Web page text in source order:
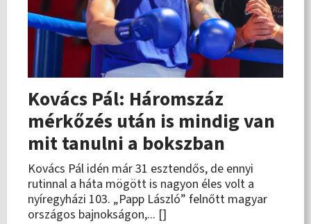
Kovács Pál: Háromszáz
mérkőzés után is mindig van
mit tanulni a bokszban
Kovács Pál idén már 31 esztendős, de ennyi
rutinnal a háta mögött is nagyon éles volt a
nyíregyházi 103. „Papp László” felnőtt magyar
országos bajnokságon,... []